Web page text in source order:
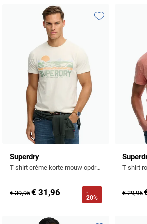
Profuomo
Seidensticker
State of Art
Tommy Hilfiger
Vanguard
Replay
Reset
Roy Robson
Schiesser
Seidensticker
Slater
State of Art
Tenson
Superdry
T-shirt crème korte mouw opdruk slim fit
€ 39,95€ 31,96
-
20%
Toevoegen aan
€ 29,95